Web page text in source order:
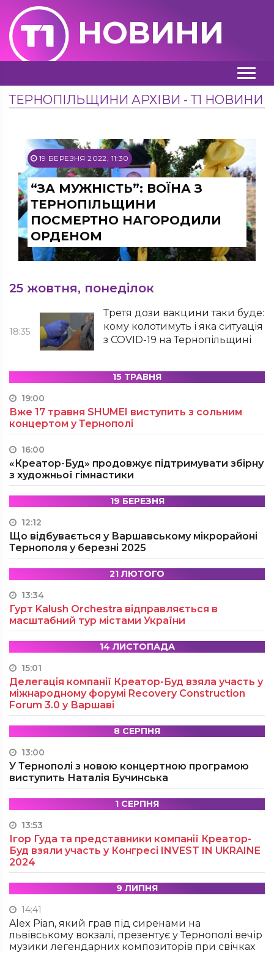
НОВИНИ
ТЕРНОПІЛЬЩИНИ АРХІВИ - Т1 НОВИНИ
19 БЕРЕЗНЯ 2022, 11:30
“ЗА МУЖНІСТЬ”: ВОЇНА З
ТЕРНОПІЛЬЩИНИ
ПОСМЕРТНО НАГОРОДИЛИ
ОРДЕНОМ
25 жовтня, понеділок
18:35
Третя дози вакцини таки буде:
кому колотимуть і яка ситуація
з COVID-19 на Тернопільщині
15 ТРАВНЯ
19:00
Вже 17 травня SHUMEI виступить з сольним
концертом у Тернополі
16:00
«Креатор-Буд» продовжує підтримувати збірну
з художньої гімнастики
19 БЕРЕЗНЯ
12:12
Що відбувається у Варшавському мікрорайоні
Тернополя у березні 2025
21 ЛЮТОГО
13:34
Гурт Kalush Orchestra відправляється в
масштабний тур містами України
14 ЛИСТОПАДА
15:01
Делегація компанії Креатор-Буд взяла участь у
міжнародному форумі Recovery Construction
Forum 3.0 у Варшаві
8 СЕРПНЯ
13:00
У Тернополі з новою концертною програмою
виступить Наталія Бучинська
1 СЕРПНЯ
13:53
Ігор Гуда та представники компанії Креатор-
Буд взяли участь у Конгресі INVEST IN UKRAINE
2024
9 ЛИПНЯ
14:41
Alex Pian, який грав під сиренами на
львівському вокзалі, презентує у Тернополі вечір
музики легендарних композиторів при свічках